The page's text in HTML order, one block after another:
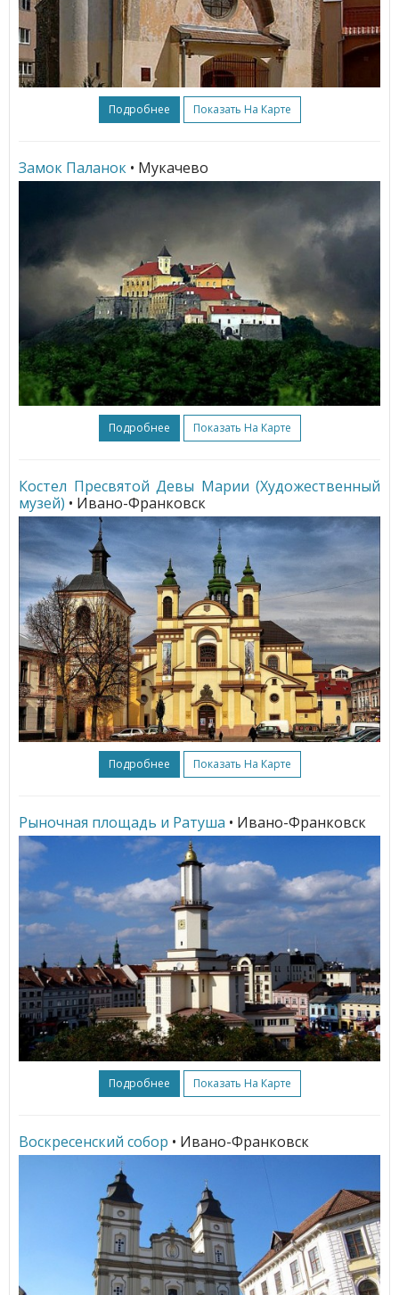
Подробнее Показать На Карте
Замок Паланок • Мукачево
Подробнее Показать На Карте
Костел Пресвятой Девы Марии (Художественный
музей) • Ивано-Франковск
Подробнее Показать На Карте
Рыночная площадь и Ратуша • Ивано-Франковск
Подробнее Показать На Карте
Воскресенский собор • Ивано-Франковск